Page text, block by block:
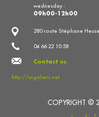
280 route Stéphane
04 66 22 10 58
Contact us
http://aigaliers.net
wednesday :
09h00-12h00
COPYRIGHT ©